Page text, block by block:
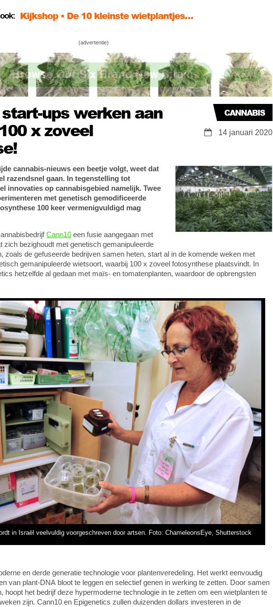
Kijk! De 200 beste wietsoorten voor 2020
(advertentie)
ups werken aan
x zoveel
CANNABIS
14 januari 2020
cannabis-nieuws een beetje volgt, weet dat
razendsnel gaan. In tegenstelling tot
innovaties op cannabisgebied namelijk. Twee
met genetisch gemodificeerde
100 keer vermenigvuldigd mag
Cann10 een fusie aangegaan met
zich bezighoudt met genetisch gemanipuleerde
zoals de gefuseerde bedrijven samen heten, start al in de komende weken met
gemanipuleerde wietsoort, waarbij 100 x zoveel fotosynthese plaatsvindt. In
hetzelfde al gedaan met maïs- en tomatenplanten, waardoor de opbrengsten
in Israël veelvuldig voorgeschreven door artsen. Foto: ChameleonsEye, Shutterstock
en derde generatie technologie voor plantenveredeling. Het werkt eenvoudig
van plant-DNA bloot te leggen en selectief genen in werking te zetten. Door samen
hoopt het bedrijf deze hypermoderne technologie in te zetten om een wietplanten te
zijn. Cann10 en Epigenetics zullen duizenden dollars investeren in de